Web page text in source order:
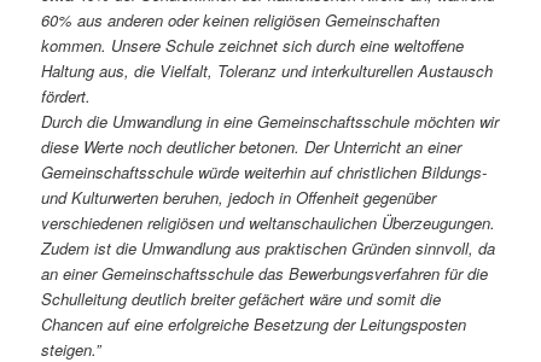
60% aus anderen oder keinen religiösen Gemeinschaften
kommen. Unsere Schule zeichnet sich durch eine weltoffene
Haltung aus, die Vielfalt, Toleranz und interkulturellen Austausch
fördert.
Durch die Umwandlung in eine Gemeinschaftsschule möchten wir
diese Werte noch deutlicher betonen. Der Unterricht an einer
Gemeinschaftsschule würde weiterhin auf christlichen Bildungs-
und Kulturwerten beruhen, jedoch in Offenheit gegenüber
verschiedenen religiösen und weltanschaulichen Überzeugungen.
Zudem ist die Umwandlung aus praktischen Gründen sinnvoll, da
an einer Gemeinschaftsschule das Bewerbungsverfahren für die
Schulleitung deutlich breiter gefächert wäre und somit die
Chancen auf eine erfolgreiche Besetzung der Leitungsposten
steigen.”